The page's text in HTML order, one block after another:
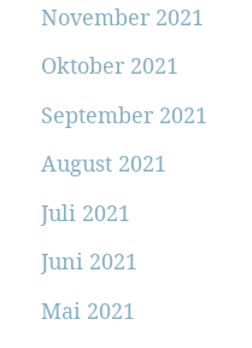
November 2021
Oktober 2021
September 2021
August 2021
Juli 2021
Juni 2021
Mai 2021